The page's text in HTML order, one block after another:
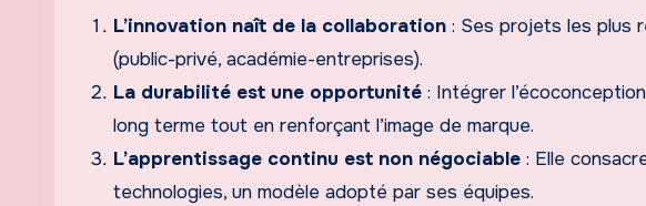
L’innovation naît de la collaboration : Ses projets les plus
(public-privé, académie-entreprises).
La durabilité est une opportunité : Intégrer
long terme tout en renforçant l’image de marque.
L’apprentissage continu est non négociable : Elle
technologies, un modèle adopté par ses équipes.